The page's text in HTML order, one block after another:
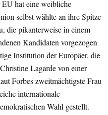
hat eine weibliche
selbst wählte an ihre Spitze
die pikanterweise in einem
Kandidaten vorgezogen
Institution der Europäer, die
Lagarde von einer
Forbes zweitmächtigste Frau
internationale
Wahl gestellt.